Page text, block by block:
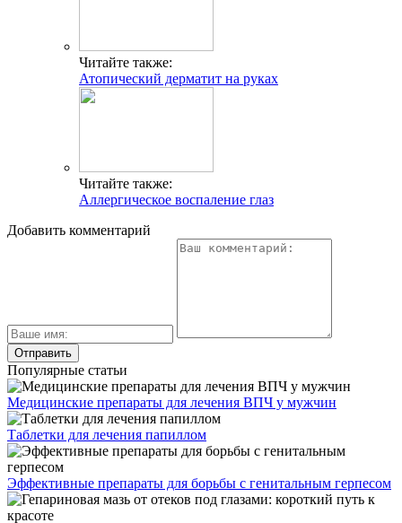
Читайте также:
Атопический дерматит на руках
Читайте также:
Аллергическое воспаление глаз
Добавить комментарий
Популярные статьи
Медицинские препараты для лечения ВПЧ у мужчин
Таблетки для лечения папиллом
Эффективные препараты для борьбы с генитальным герпесом